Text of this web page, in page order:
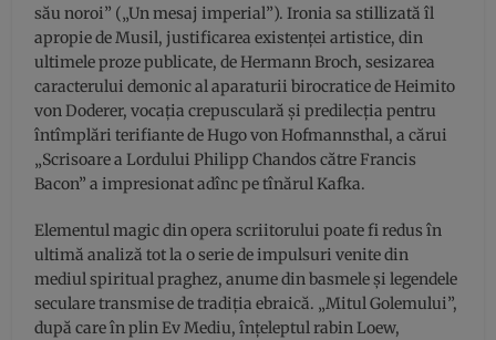
său noroi” („Un mesaj imperial”). Ironia sa stillizată îl
apropie de Musil, justificarea existenței artistice, din
ultimele proze publicate, de Hermann Broch, sesizarea
caracterului demonic al aparaturii birocratice de Heimito
von Doderer, vocația crepusculară și predilecția pentru
întîmplări terifiante de Hugo von Hofmannsthal, a cărui
„Scrisoare a Lordului Philipp Chandos către Francis
Bacon” a impresionat adînc pe tînărul Kafka.
Elementul magic din opera scriitorului poate fi redus în
ultimă analiză tot la o serie de impulsuri venite din
mediul spiritual praghez, anume din basmele și legendele
seculare transmise de tradiția ebraică. „Mitul Golemului”,
după care în plin Ev Mediu, înțeleptul rabin Loew,